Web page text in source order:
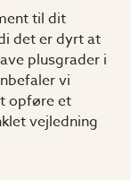
til dit
det er dyrt at
plusgrader i
vi
opføre et
vejledning